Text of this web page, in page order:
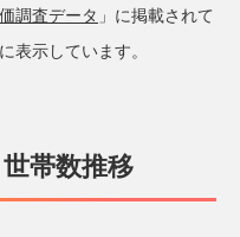
調査データ 」に掲載されて
表示しています。
帯数推移